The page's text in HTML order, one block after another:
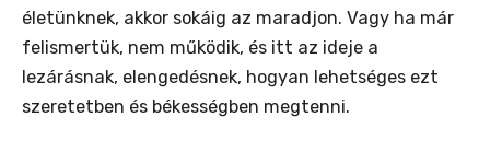
életünknek, akkor sokáig az maradjon. Vagy ha már
felismertük, nem működik, és itt az ideje a
lezárásnak, elengedésnek, hogyan lehetséges ezt
szeretetben és békességben megtenni.